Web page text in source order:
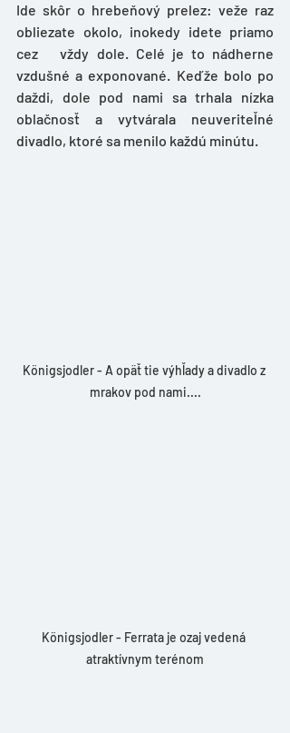
Ide skôr o hrebeňový prelez: veže raz
obliezate okolo, inokedy idete priamo
cez   vždy dole. Celé je to nádherne
vzdušné a exponované. Keďže bolo po
daždi, dole pod nami sa trhala nízka
oblačnosť a vytvárala neuveriteľné
divadlo, ktoré sa menilo každú minútu.
Königsjodler - A opäť tie výhľady a divadlo z
mrakov pod nami....
Königsjodler - Ferrata je ozaj vedená
atraktívnym terénom